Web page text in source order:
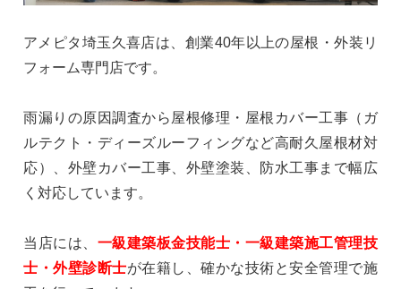
アメピタ埼玉久喜店は、創業40年以上の屋根・外装リ
フォーム専門店です。
雨漏りの原因調査から屋根修理・屋根カバー工事（ガ
ルテクト・ディーズルーフィングなど高耐久屋根材対
応）、外壁カバー工事、外壁塗装、防水工事まで幅広
く対応しています。
当店には、 一級建築板金技能士・一級建築施工管理技
士・外壁診断士が在籍し、確かな技術と安全管理で施